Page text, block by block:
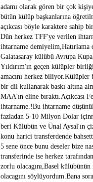
adamı olarak gören bir çok
bütün külüp başkanlarına
açıkcası böyle karaktere sahip
Dün herkez TFF'ye verilen
ihtarname
Galatasaray külübü Avrupa
Yıldırım'ın geçen külüpler
amacını herkez
bir dil kullanarak baskı altına
MAA'ın eline bıraktı.Açıkcası
ihtarname.!Bu ihtarname
fazladan 5-10 Milyon Dolar
beri Külübün ve Ünal Aysal'ın
konu harici transferdende
5 sene önce bunu deseler bize
transferinde ise herkez
zorlu olacagını,Basel külübünün
olacagını söylüyordum.Bana